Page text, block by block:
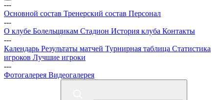
---
Основной состав Тренерский состав Персонал
---
О клубе Болельщикам Стадион История клуба Контакты
---
Календарь Результаты матчей Турнирная таблица Статистика
игроков Лучшие игроки
---
Фотогалерея Видеогалерея